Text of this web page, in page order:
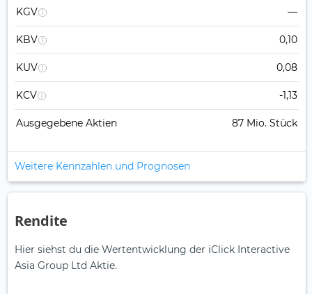
KGV —
KBV 0,10
KUV 0,08
KCV -1,13
Ausgegebene Aktien 87 Mio. Stück
Weitere Kennzahlen und Prognosen
Rendite
Hier siehst du die Wertentwicklung der iClick Interactive
Asia Group Ltd Aktie.